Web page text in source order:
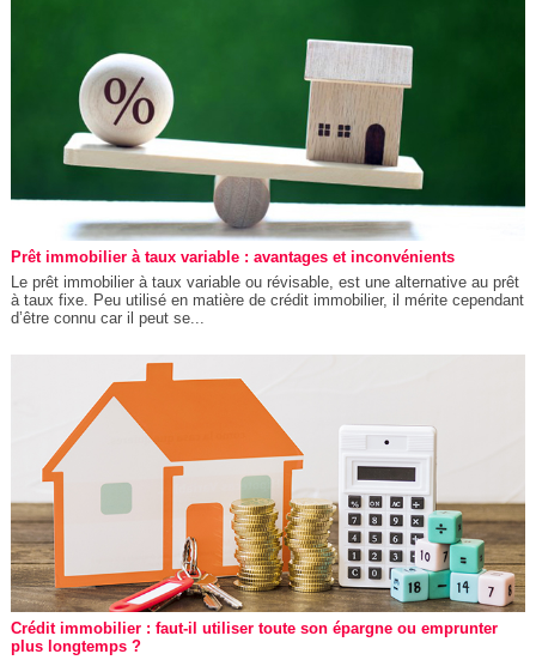
Prêt immobilier à taux variable : avantages et inconvénients
Le prêt immobilier à taux variable ou révisable, est une alternative au prêt
à taux fixe. Peu utilisé en matière de crédit immobilier, il mérite cependant
d’être connu car il peut se...
Crédit immobilier : faut-il utiliser toute son épargne ou emprunter
plus longtemps ?